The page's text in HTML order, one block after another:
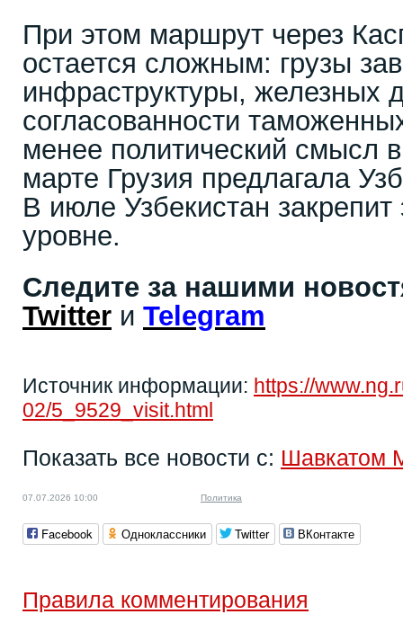
При этом маршрут через
остается сложным: грузы
инфраструктуры, железных
согласованности
менее политический смысл
марте Грузия предлагала
В июле Узбекистан
уровне.
Следите за нашими
Twitter и Telegram
Источник информации: https://
02/5_9529_visit.html
Показать все новости с: Шавкатом
07.07.2026 10:00 Политика
Facebook Одноклассники Twitter ВКонтакте
Правила комментирования